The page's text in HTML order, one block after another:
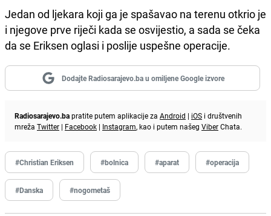
Jedan od ljekara koji ga je spašavao na terenu otkrio je
i njegove prve riječi kada se osvijestio, a sada se čeka
da se Eriksen oglasi i poslije uspešne operacije.
Dodajte Radiosarajevo.ba u omiljene Google izvore
Radiosarajevo.bapratite putem aplikacije za Android | iOS i društvenih
mreža Twitter | Facebook | Instagram, kao i putem našeg ViberChata.
#Christian Eriksen #bolnica #aparat #operacija
#Danska #nogometaš